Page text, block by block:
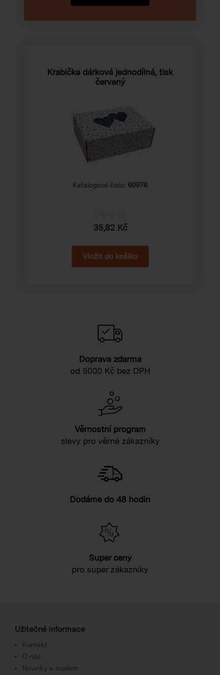
Krabička dárková jednodílná, tisk
červený
Katalogové číslo: 60976
35,82 Kč
Doprava zdarma
od 5000 Kč bez DPH
Věrnostní program
slevy pro věrné zákazníky
Dodáme do 48 hodin
Super ceny
pro super zákazníky
Užitečné informace
Kontakt
O nás
Novinky e-mailem